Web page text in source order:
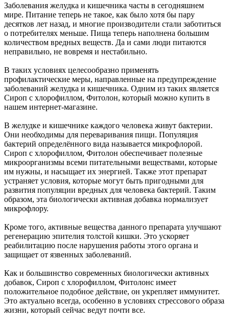
Заболевания желудка и кишечника часты в сегодняшнем
мире. Питание теперь не такое, как было хотя бы пару
десятков лет назад, и многие производители стали заботиться
о потребителях меньше. Пища теперь наполнена большим
количеством вредных веществ. Да и сами люди питаются
неправильно, не вовремя и нестабильно.
В таких условиях целесообразно применять
профилактические меры, направленные на предупреждение
заболеваний желудка и кишечника. Одним из таких является
Сироп с хлорофиллом, Фитолон, который можно купить в
нашем интернет-магазине.
В желудке и кишечнике каждого человека живут бактерии.
Они необходимы для переваривания пищи. Популяция
бактерий определённого вида называется микрофлорой.
Сироп с хлорофиллом, Фитолон обеспечивает полезные
микроорганизмы всеми питательными веществами, которые
им нужны, и насыщает их энергией. Также этот препарат
устраняет условия, которые могут быть пригодными для
развития популяции вредных для человека бактерий. Таким
образом, эта биологически активная добавка нормализует
микрофлору.
Кроме того, активные вещества данного препарата улучшают
регенерацию эпителия толстой кишки. Это ускоряет
реабилитацию после нарушения работы этого органа и
защищает от язвенных заболеваний.
Как и большинство современных биологически активных
добавок, Сироп с хлорофиллом, Фитолонс имеет
положительное подобное действие, он укрепляет иммунитет.
Это актуально всегда, особенно в условиях стрессового образа
жизни, который сейчас ведут почти все.